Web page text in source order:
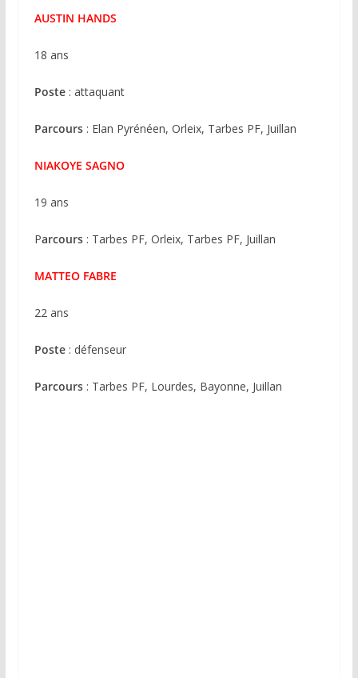
AUSTIN HANDS
18 ans
Poste: attaquant
Parcours: Elan Pyrénéen, Orleix, Tarbes PF, Juillan
NIAKOYE SAGNO
19 ans
Parcours: Tarbes PF, Orleix, Tarbes PF, Juillan
MATTEO FABRE
22 ans
Poste: défenseur
Parcours: Tarbes PF, Lourdes, Bayonne, Juillan